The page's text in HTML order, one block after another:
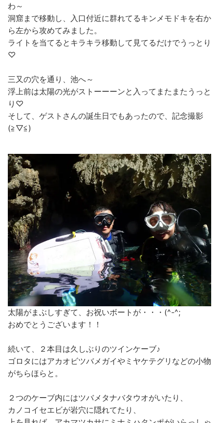
わ～
洞窟まで移動し、入口付近に群れてるキンメモドキを右か
ら左から攻めてみました。
ライトを当てるとキラキラ移動して見てるだけでうっとり
♡
三又の穴を通り、池へ～
浮上前は太陽の光がストーーーンと入ってまたまたうっと
り♡
そして、ゲストさんの誕生日でもあったので、記念撮影
(≧▽≦)
太陽がまぶしすぎて、お祝いボートが・・・(^-^;
おめでとうございます！！
続いて、２本目は久しぶりのツインケーブ♪
ゴロタにはアカオビツバメガイやミヤケテグリなどの小物
がちらほらと。
２つのケーブ内にはツバメタナバタウオがいたり、
カノコイセエビが岩穴に隠れてたり、